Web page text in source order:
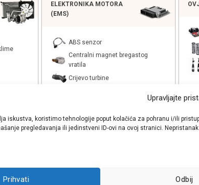
Upravljajte
iskustva, koristimo tehnologije poput kolačića za pohranu i/ili
pregledavanja ili jedinstveni ID-ovi na ovoj stranici.
Prihvati Odbij
ELEKTRONIKA MOTORA
(EMS)
ABS senzor
Centralni magnet bregastog
vratila
Crijevo turbine
SUSTAV ISPUŠNIH PLINOVA
Ispušni lonac